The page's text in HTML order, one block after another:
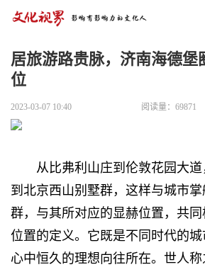
居旅游路贵脉，济南海德堡
位
2023-03-07 10:40 阅读量：69871
从比弗利山庄到伦敦花园大
到北京西山别墅群，这样与城市
群，与其所对应的显赫位置，共
位置的定义。它既是不同时代的城
心中恒久的理想向往所在。世人称